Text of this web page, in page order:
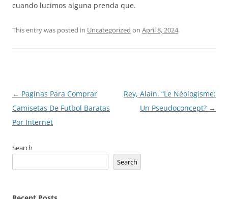
cuando lucimos alguna prenda que.
This entry was posted in Uncategorized on April 8, 2024.
Post
navigation
← Paginas Para Comprar
Camisetas De Futbol Baratas
Por Internet
Rey, Alain. “Le Néologisme:
Un Pseudoconcept? →
Search
Search